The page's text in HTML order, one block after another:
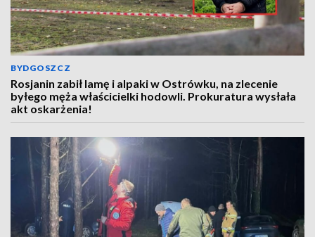
BYDGOSZCZ
Rosjanin zabił lamę i alpaki w Ostrówku, na zlecenie
byłego męża właścicielki hodowli. Prokuratura wysłała
akt oskarżenia!